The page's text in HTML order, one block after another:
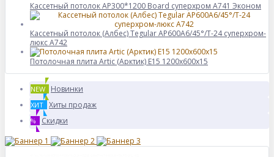
Кассетный потолок AP300*1200 Board суперхром А741 Эконом
Кассетный потолок (Албес) Tegular AP600A6/45°/Т-24 суперхром-
люкс A742
Потолочная плита Artic (Арктик) E15 1200x600x15
NEW Новинки
ХИТ Хиты продаж
% Скидки